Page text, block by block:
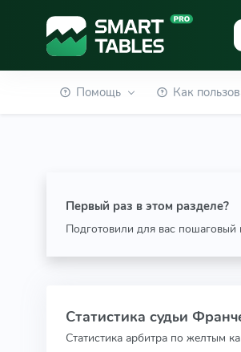
Помощь Как
Первый раз в этом разделе?
Подготовили для вас пошаговый
Статистика судьи
Статистика арбитра по желтым